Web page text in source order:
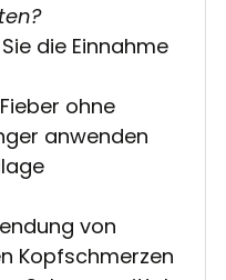
die Einnahme
ohne
anwenden
von
Kopfschmerzen